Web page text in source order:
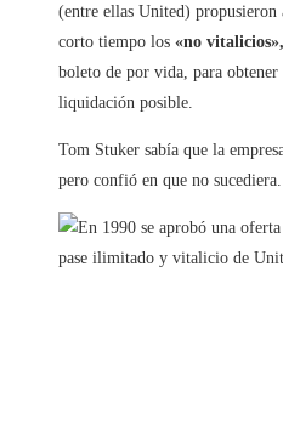
(entre ellas United) propusieron
corto tiempo los «no vitalicios»,
boleto de por vida, para
liquidación posible.
Tom Stuker sabía que la
pero confió en que no sucediera.